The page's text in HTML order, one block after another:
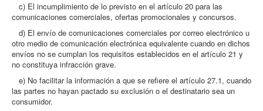
c) El incumplimiento de lo previsto en el artículo 20 para las
comunicaciones comerciales, ofertas promocionales y concursos.
d) El envío de comunicaciones comerciales por correo electrónico u
otro medio de comunicación electrónica equivalente cuando en dichos
envíos no se cumplan los requisitos establecidos en el artículo 21 y
no constituya infracción grave.
e) No facilitar la información a que se refiere el artículo 27.1, cuando
las partes no hayan pactado su exclusión o el destinatario sea un
consumidor.